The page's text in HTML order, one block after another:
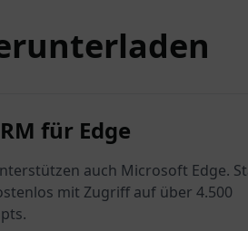
für Edge
auch Microsoft Edge.
mit Zugriff auf über 4.500